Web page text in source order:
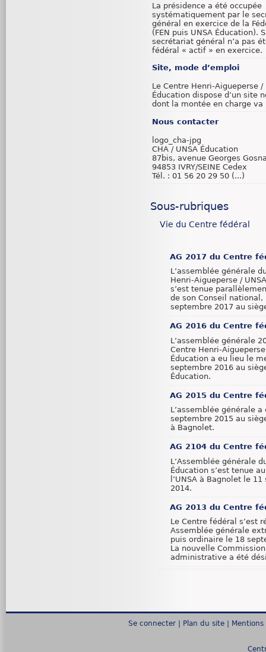
La présidence a été occupée
systématiquement par le
général en exercice de la
(FEN puis UNSA Éducation).
secrétariat général n’a pas
fédéral « actif » en exercice.
Site, mode d’emploi
Le Centre Henri-Aigueperse /
Éducation dispose d’un site
dont la montée en charge va
Nous contacter
logo_cha-jpg
CHA / UNSA Éducation
87bis, avenue Georges
94853 IVRY/SEINE Cedex
Tél. : 01 56 20 29 50 (...)
Sous-rubriques
Vie du Centre fédéral
AG 2017 du Centre
L’assemblée générale
Henri-Aigueperse /
s’est tenue
de son Conseil national,
septembre 2017 au
AG 2016 du Centre
L’assemblée générale
Centre Henri-Aigueperse
Éducation a eu lieu le
septembre 2016 au
Éducation.
AG 2015 du Centre
L’assemblée générale
septembre 2015 au
à Bagnolet.
AG 2104 du Centre
L’Assemblée générale
Éducation s’est tenue
l’UNSA à Bagnolet le
2014.
AG 2013 du Centre
Le Centre fédéral s’est
Assemblée générale
puis ordinaire le 18
La nouvelle Commission
administrative a été
Se connecter | Plan du site | Mentions